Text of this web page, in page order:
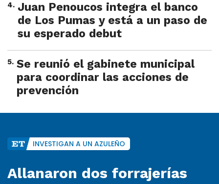
4. Juan Penoucos integra el banco
de Los Pumas y está a un paso de
su esperado debut
5. Se reunió el gabinete municipal
para coordinar las acciones de
prevención
INVESTIGAN A UN AZULEÑO
Allanaron dos forrajerías